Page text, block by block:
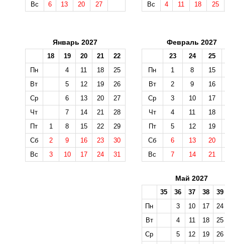
Вс
6 13 20 27
Вс
4 11 18 25
Январь 2027
18 19 20 21
22
Пн
4 11 18
25
Вт
5 12 19
26
Ср
6 13 20
27
Чт
7 14 21
28
Пт
1 8 15 22
29
Сб
2 9 16 23
30
Вс
3 10 17 24 31
Февраль 2027
23 24
25
Пн
1 8
15
Вт
2 9
16
Ср
3 10
17
Чт
4 11
18
Пт
5 12
19
Сб
6 13
20
Вс
7 14 21
Май 2027
35 36 37 38
39
Пн
3 10 17
24
Вт
4 11 18
25
Ср
5 12 19
26